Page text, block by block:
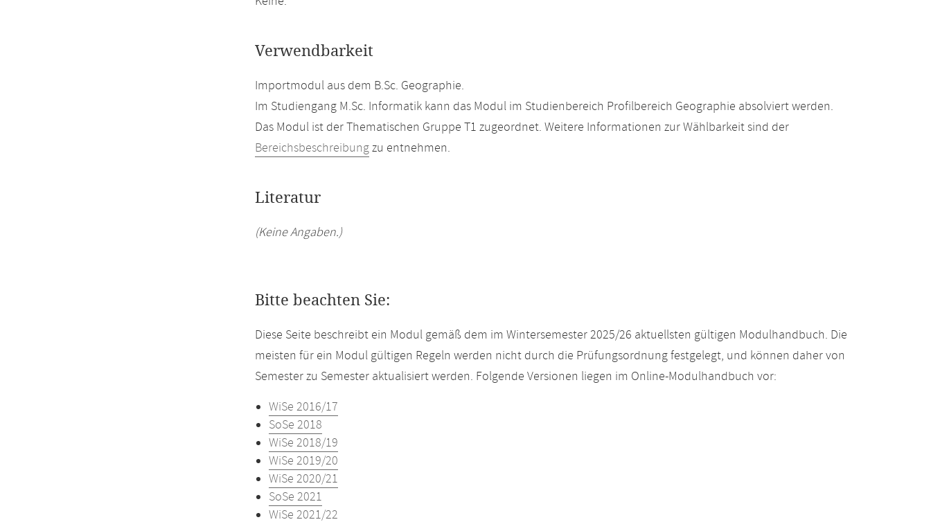
Verwendbarkeit
Importmodul aus dem B.Sc. Geographie.
Im Studiengang M.Sc. Informatik kann das Modul im Studienbereich Profilbereich Geographie absolviert werden.
Das Modul ist der Thematischen Gruppe T1 zugeordnet. Weitere Informationen zur Wählbarkeit sind der
Bereichsbeschreibungzu entnehmen.
Literatur
(Keine Angaben.)
Bitte beachten Sie:
Diese Seite beschreibt ein Modul gemäß dem im Wintersemester 2025/26 aktuellsten gültigen Modulhandbuch. Die
meisten für ein Modul gültigen Regeln werden nicht durch die Prüfungsordnung festgelegt, und können daher von
Semester zu Semester aktualisiert werden. Folgende Versionen liegen im Online-Modulhandbuch vor:
WiSe 2016/17
SoSe 2018
WiSe 2018/19
WiSe 2019/20
WiSe 2020/21
SoSe 2021
WiSe 2021/22